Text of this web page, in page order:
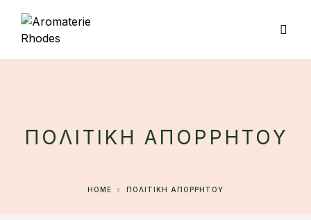
ΠΟΛΙΤΙΚΗ ΑΠΟΡΡΗΤΟΥ
HOME ΠΟΛΙΤΙΚΗ ΑΠΟΡΡΗΤΟΥ